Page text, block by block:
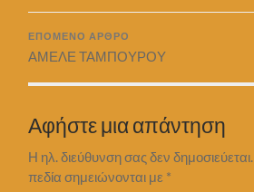
ΕΠΌΜΕΝΟ ΆΡΘΡΟ
ΑΜΕΛΕ ΤΑΜΠΟΥΡΟΥ
Αφήστε μια απάντηση
Η ηλ. διεύθυνση σας δεν δημοσιεύεται.
πεδία σημειώνονται με *